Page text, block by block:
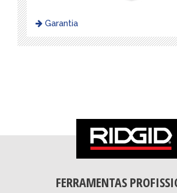
Garantia
FERRAMENTAS